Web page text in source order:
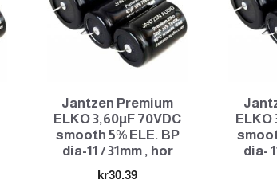
Jantzen Premium
ELKO 3,60µF 70VDC
smooth 5% ELE. BP
dia-11 / 31mm , hor
kr30.39
ELKO
dia-